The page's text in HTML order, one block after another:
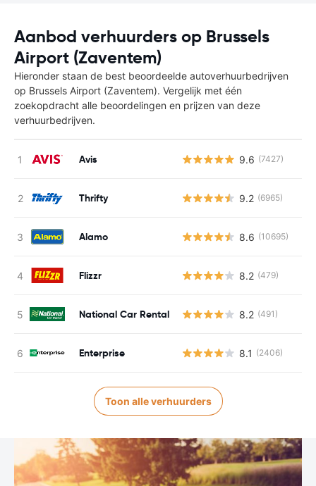
Aanbod verhuurders op Brussels
Airport (Zaventem)
Hieronder staan de best beoordeelde autoverhuurbedrijven
op Brussels Airport (Zaventem). Vergelijk met één
zoekopdracht alle beoordelingen en prijzen van deze
verhuurbedrijven.
Avis 9.6 (7427)
Thrifty 9.2 (6965)
Alamo 8.6 (10695)
Flizzr 8.2 (479)
National Car Rental 8.2 (491)
Enterprise 8.1 (2406)
Toon alle verhuurders